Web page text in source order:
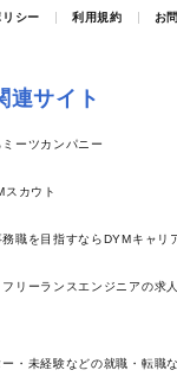
シー
利用規約 お
連サイト
ーツカンパニー
スカウト
職を目指すならDYMキャリ
リーランスエンジニアの求
・未経験などの就職・転職